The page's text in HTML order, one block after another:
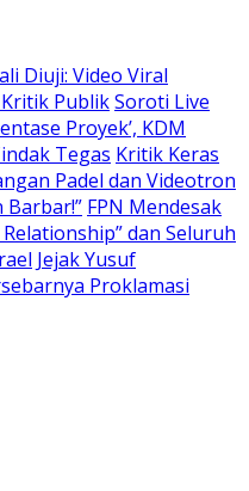
Diuji: Video Viral
Kritik PublikSoroti Live
Proyek’, KDM
Tegas Kritik Keras
Padel dan Videotron
Barbar!” FPN Mendesak
dan Seluruh
Jejak Yusuf
Proklamasi